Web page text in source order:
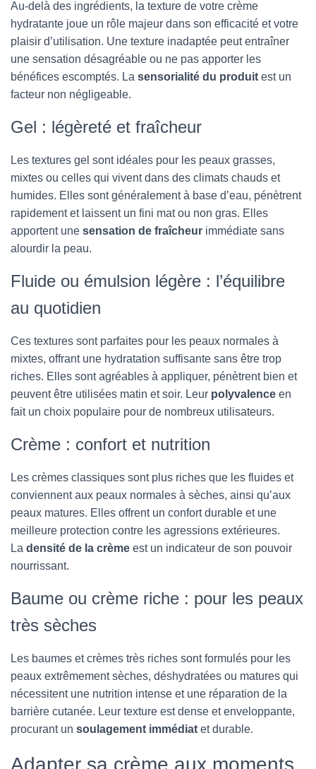
Au-delà des ingrédients, la texture de votre crème
hydratante joue un rôle majeur dans son efficacité et votre
plaisir d’utilisation. Une texture inadaptée peut entraîner
une sensation désagréable ou ne pas apporter les
bénéfices escomptés. La sensorialité du produit est un
facteur non négligeable.
Gel : légèreté et fraîcheur
Les textures gel sont idéales pour les peaux grasses,
mixtes ou celles qui vivent dans des climats chauds et
humides. Elles sont généralement à base d’eau, pénètrent
rapidement et laissent un fini mat ou non gras. Elles
apportent une sensation de fraîcheur immédiate sans
alourdir la peau.
Fluide ou émulsion légère : l’équilibre
au quotidien
Ces textures sont parfaites pour les peaux normales à
mixtes, offrant une hydratation suffisante sans être trop
riches. Elles sont agréables à appliquer, pénètrent bien et
peuvent être utilisées matin et soir. Leur polyvalence en
fait un choix populaire pour de nombreux utilisateurs.
Crème : confort et nutrition
Les crèmes classiques sont plus riches que les fluides et
conviennent aux peaux normales à sèches, ainsi qu’aux
peaux matures. Elles offrent un confort durable et une
meilleure protection contre les agressions extérieures.
La densité de la crème est un indicateur de son pouvoir
nourrissant.
Baume ou crème riche : pour les peaux
très sèches
Les baumes et crèmes très riches sont formulés pour les
peaux extrêmement sèches, déshydratées ou matures qui
nécessitent une nutrition intense et une réparation de la
barrière cutanée. Leur texture est dense et enveloppante,
procurant un soulagement immédiat et durable.
Adapter sa crème aux moments